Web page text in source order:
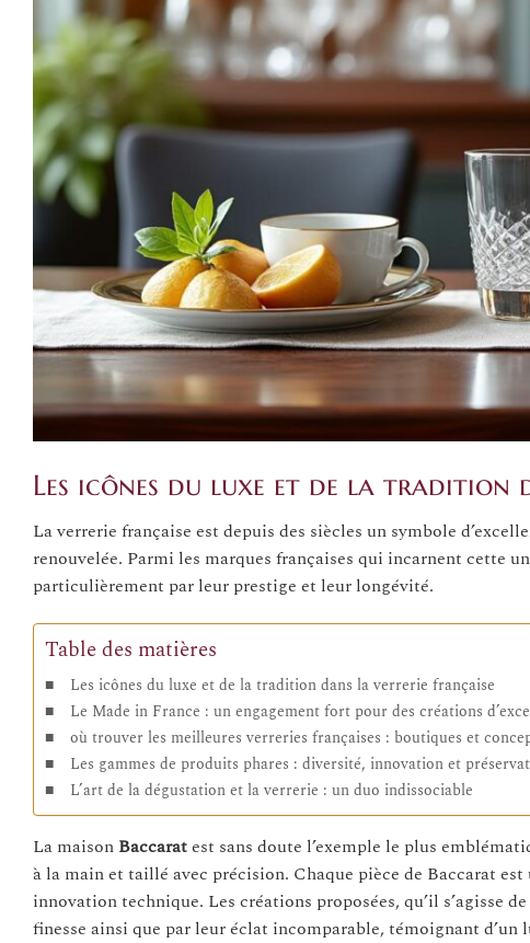
Les icônes du luxe et de la tradition
La verrerie française est depuis des siècles un symbole
renouvelée. Parmi les marques françaises qui incarnent cette
particulièrement par leur prestige et leur longévité.
Table des matières
Les icônes du luxe et de la tradition dans la verrerie française
Le Made in France : un engagement fort pour des créations
où trouver les meilleures verreries françaises : boutiques et
Les gammes de produits phares : diversité, innovation et
L’art de la dégustation et la verrerie : un duo indissociable
La maison Baccaratest sans doute l’exemple le plus
à la main et taillé avec précision. Chaque pièce de Baccarat
innovation technique. Les créations proposées, qu’il s’agisse
finesse ainsi que par leur éclat incomparable, témoignant d’un